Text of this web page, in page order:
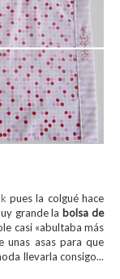
pues la colgué hace
grande la bolsa de
casi «abultaba más
unas asas para que
llevarla consigo...